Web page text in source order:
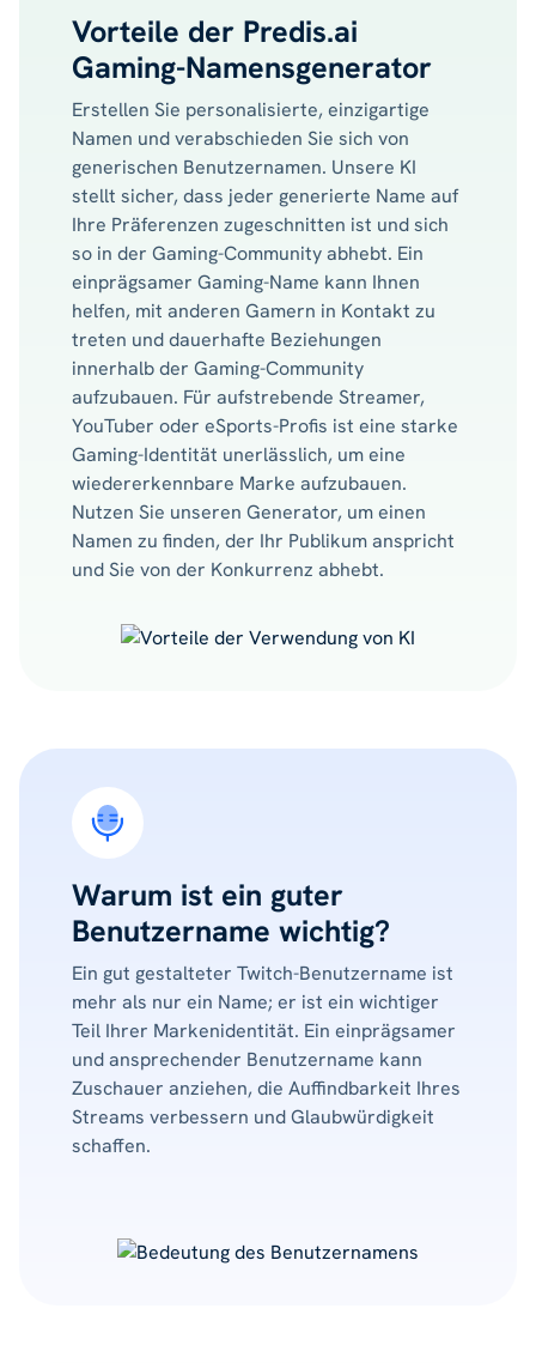
Vorteile der Predis.ai
Gaming-Namensgenerator
Erstellen Sie personalisierte, einzigartige
Namen und verabschieden Sie sich von
generischen Benutzernamen. Unsere KI
stellt sicher, dass jeder generierte Name auf
Ihre Präferenzen zugeschnitten ist und sich
so in der Gaming-Community abhebt. Ein
einprägsamer Gaming-Name kann Ihnen
helfen, mit anderen Gamern in Kontakt zu
treten und dauerhafte Beziehungen
innerhalb der Gaming-Community
aufzubauen. Für aufstrebende Streamer,
YouTuber oder eSports-Profis ist eine starke
Gaming-Identität unerlässlich, um eine
wiedererkennbare Marke aufzubauen.
Nutzen Sie unseren Generator, um einen
Namen zu finden, der Ihr Publikum anspricht
und Sie von der Konkurrenz abhebt.
Warum ist ein guter
Benutzername wichtig?
Ein gut gestalteter Twitch-Benutzername ist
mehr als nur ein Name; er ist ein wichtiger
Teil Ihrer Markenidentität. Ein einprägsamer
und ansprechender Benutzername kann
Zuschauer anziehen, die Auffindbarkeit Ihres
Streams verbessern und Glaubwürdigkeit
schaffen.